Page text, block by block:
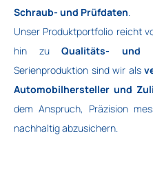
Schraub- und Prüfdaten
Unser Produktportfolio reicht
hin zuQualitäts- und
Serienproduktion sind wir als
Automobilhersteller und
dem Anspruch, Präzision
nachhaltig abzusichern.